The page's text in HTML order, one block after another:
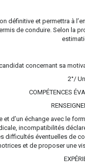
définitive et permettra à
de conduire. Selon la
concernant sa
2°/
COMPÉTENCES
et d’un échange avec le
incompatibilités
difficultés éventuelles de
et de proposer une